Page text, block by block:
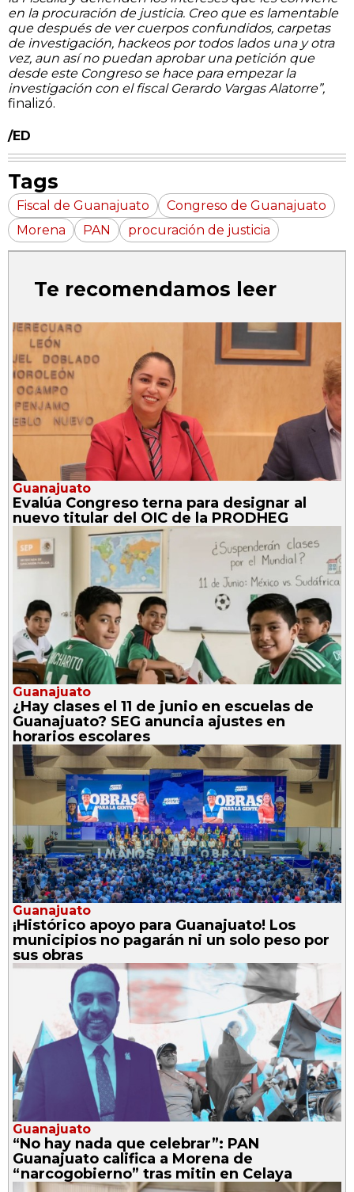
en la procuración de justicia. Creo que es lamentable
que después de ver cuerpos confundidos, carpetas
de investigación, hackeos por todos lados una y otra
vez, aun así no puedan aprobar una petición que
desde este Congreso se hace para empezar la
investigación con el fiscal Gerardo Vargas Alatorre”,
finalizó.
/ED
Tags
Fiscal de Guanajuato
Congreso de Guanajuato
Morena
PAN procuración de justicia
Te recomendamos leer
Guanajuato
Evalúa Congreso terna para designar al
nuevo titular del OIC de la PRODHEG
Guanajuato
¿Hay clases el 11 de junio en escuelas de
Guanajuato? SEG anuncia ajustes en
horarios escolares
Guanajuato
¡Histórico apoyo para Guanajuato! Los
municipios no pagarán ni un solo peso por
sus obras
Guanajuato
“No hay nada que celebrar”: PAN
Guanajuato califica a Morena de
“narcogobierno” tras mitin en Celaya